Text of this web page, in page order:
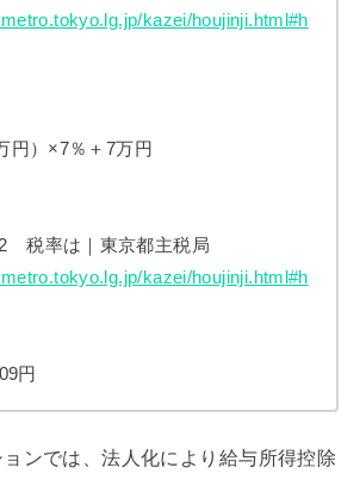
kazei/houjinji.html#h
円）×7％＋7万円
2 税率は｜東京都主税局
kazei/houjinji.html#h
円
ンでは、法人化により給与所得控除